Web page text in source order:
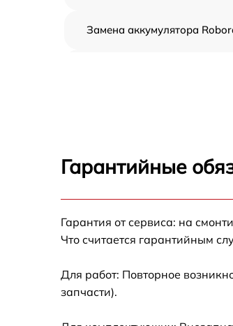
Замена аккумулятора
Ремонт материнской платы
Восстановление
Гарантийные
Гарантия от сервиса: на
Что считается гарантийным
Для работ: Повторное
запчасти).